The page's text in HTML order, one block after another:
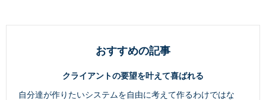
おすすめの記事
クライアントの要望を叶えて喜ばれる
自分達が作りたいシステムを自由に考えて作るわけではな